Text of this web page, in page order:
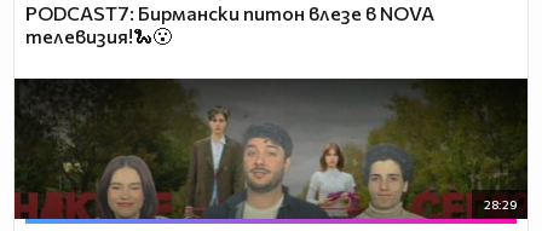
PODCAST7: Бирмански питон влезе в NOVA
телевизия!🐍😮
28:29